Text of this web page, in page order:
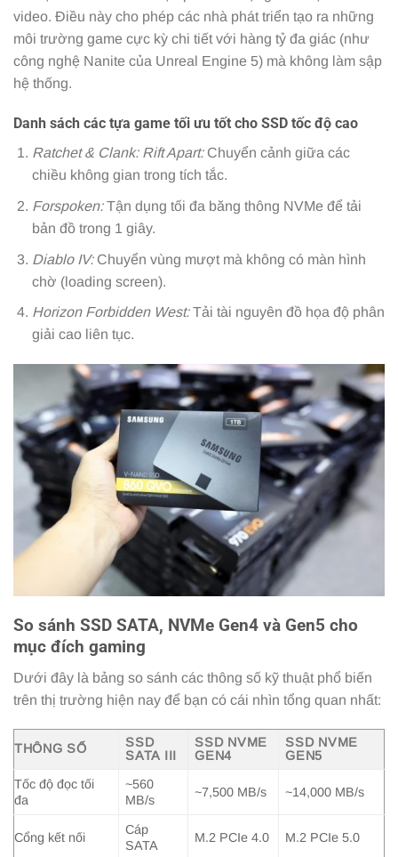
video. Điều này cho phép các nhà phát triển tạo ra những
môi trường game cực kỳ chi tiết với hàng tỷ đa giác (như
công nghệ Nanite của Unreal Engine 5) mà không làm sập
hệ thống.
Danh sách các tựa game tối ưu tốt cho SSD tốc độ cao
Ratchet & Clank: Rift Apart:Chuyển cảnh giữa các
chiều không gian trong tích tắc.
Forspoken:Tận dụng tối đa băng thông NVMe để tải
bản đồ trong 1 giây.
Diablo IV:Chuyển vùng mượt mà không có màn hình
chờ (loading screen).
Horizon Forbidden West:Tải tài nguyên đồ họa độ phân
giải cao liên tục.
So sánh SSD SATA, NVMe Gen4 và Gen5 cho
mục đích gaming
Dưới đây là bảng so sánh các thông số kỹ thuật phổ biến
trên thị trường hiện nay để bạn có cái nhìn tổng quan nhất:
THÔNG SỐ
SSD
SATA III
SSD NVME
GEN4
SSD NVME
GEN5
Tốc độ đọc tối
đa
~560
MB/s
~7,500 MB/s ~14,000 MB/s
Cổng kết nối
Cáp
SATA
M.2 PCIe 4.0 M.2 PCIe 5.0